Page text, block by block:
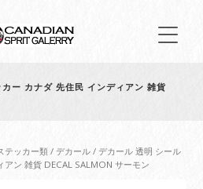
ー カナダ 先住民 インディアン 雑貨
テッカー類/デカール / デカール 透明 シール
アン 雑貨 DECAL SALMON サーモン